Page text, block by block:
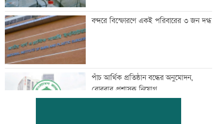
বন্দরে বিস্ফোরণে একই পরিবারের ৩ জন দগ্ধ
পাঁচ আর্থিক প্রতিষ্ঠান বন্ধের অনুমোদন,
রোববার প্রশাসক নিয়োগ